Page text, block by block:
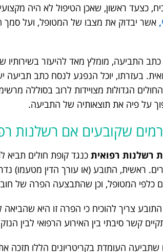
כצעד ראשון, שאכן הטיפול לא היה
אשר יבדוק את מצבו של המטופל, ועל סמך
כתב התביעה, מומלץ מאד להיעזר בשירותיו
בעזרתו, יוכל הנפגע לנסח כתב תביעה
הגדולות מצויידות לרוב בסוללה
על פיה את תוצאותיה של התביעה.
שקובעים אם רשלנות
רשלנות רפואית כנגד קופת חולים
ראשית, התובע (או עורך הדין מטעמו)
כלפי המטופל, וכן שהתבצעה הפרה של
צריך להוכיח כי הפרה זו היא
קשר סיבתי בין האירוע הרפואי לבין
שתביעה העומדת בקריטריונים הללו תזכה